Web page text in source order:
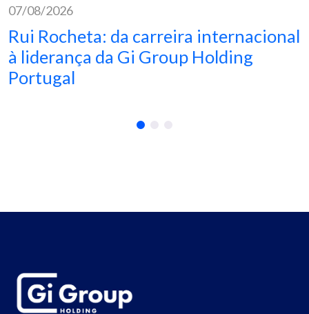
07/08/2026
Rui Rocheta: da carreira internacional
à liderança da Gi Group Holding
Portugal